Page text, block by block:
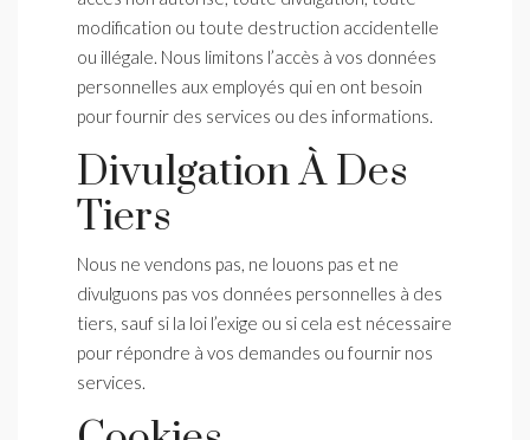
modification ou toute destruction accidentelle
ou illégale. Nous limitons l’accès à vos données
personnelles aux employés qui en ont besoin
pour fournir des services ou des informations.
Divulgation À Des
Tiers
Nous ne vendons pas, ne louons pas et ne
divulguons pas vos données personnelles à des
tiers, sauf si la loi l’exige ou si cela est nécessaire
pour répondre à vos demandes ou fournir nos
services.